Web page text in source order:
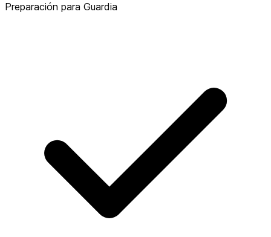
Preparación para Guardia